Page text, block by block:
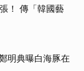
！ 傳「韓國藝
明典曝白海豚在